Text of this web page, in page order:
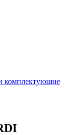
комплектующие